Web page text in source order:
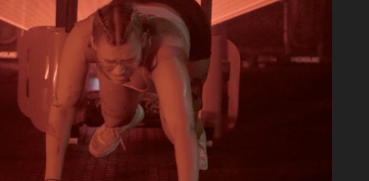
\ BLEU JEANS BLEU - CRAZY CARPET
2023